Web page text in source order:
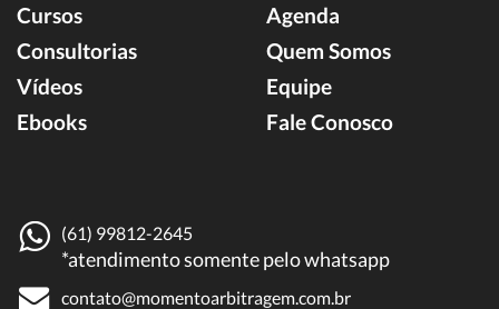
Cursos
Consultorias
Vídeos
Ebooks
Agenda
Quem Somos
Equipe
Fale Conosco
(61) 99812-2645
*atendimento somente pelo whatsapp
contato@momentoarbitragem.com.br